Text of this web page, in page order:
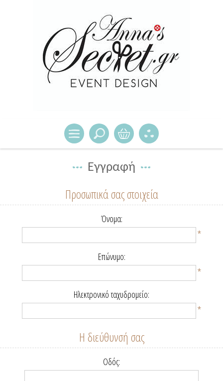
Εγγραφή
Προσωπικά σας στοιχεία
Όνομα:
*
Επώνυμο:
*
Ηλεκτρονικό ταχυδρομείο:
*
Η διεύθυνσή σας
Οδός: